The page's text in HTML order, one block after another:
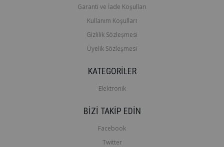
Garanti ve İade Koşulları
Kullanım Koşulları
Gizlilik Sözleşmesi
Üyelik Sözleşmesi
KATEGORİLER
Elektronik
BİZİ TAKİP EDİN
Facebook
Twitter